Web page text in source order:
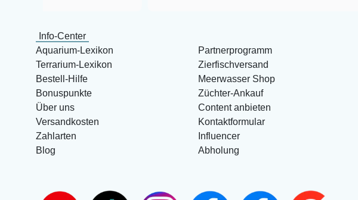
Info-Center
Aquarium-Lexikon
Terrarium-Lexikon
Bestell-Hilfe
Bonuspunkte
Über uns
Versandkosten
Zahlarten
Blog
Partnerprogramm
Zierfischversand
Meerwasser Shop
Züchter-Ankauf
Content anbieten
Kontaktformular
Influencer
Abholung